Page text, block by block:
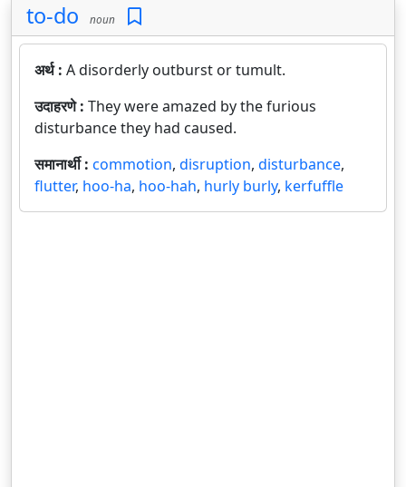
to-do noun
अर्थ : A disorderly outburst or tumult.
उदाहरणे : They were amazed by the furious
disturbance they had caused.
समानार्थी : commotion, disruption, disturbance,
flutter, hoo-ha, hoo-hah, hurly burly, kerfuffle